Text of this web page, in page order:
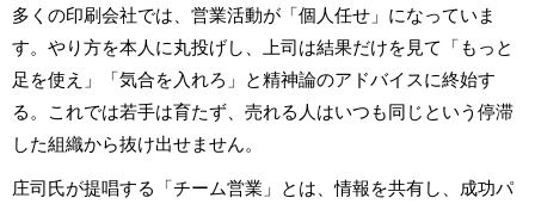
多くの印刷会社では、営業活動が「個人任せ」になっていま
す。やり方を本人に丸投げし、上司は結果だけを見て「もっと
足を使え」「気合を入れろ」と精神論のアドバイスに終始す
る。これでは若手は育たず、売れる人はいつも同じという停滞
した組織から抜け出せません。
庄司氏が提唱する「チーム営業」とは、情報を共有し、成功パ